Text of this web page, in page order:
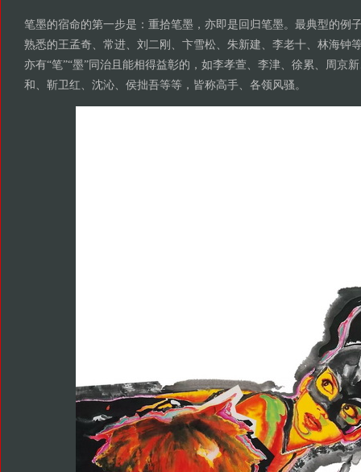
笔墨的宿命的第一步是：重拾笔墨，亦即是回归笔墨。最典型的例
熟悉的王孟奇、常进、刘二刚、卞雪松、朱新建、李老十、林海钟
亦有“笔”“墨”同治且能相得益彰的，如李孝萱、李津、徐累、周京
和、靳卫红、沈沁、侯拙吾等等，皆称高手、各领风骚。